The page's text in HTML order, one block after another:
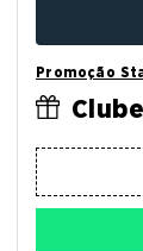
Promoção